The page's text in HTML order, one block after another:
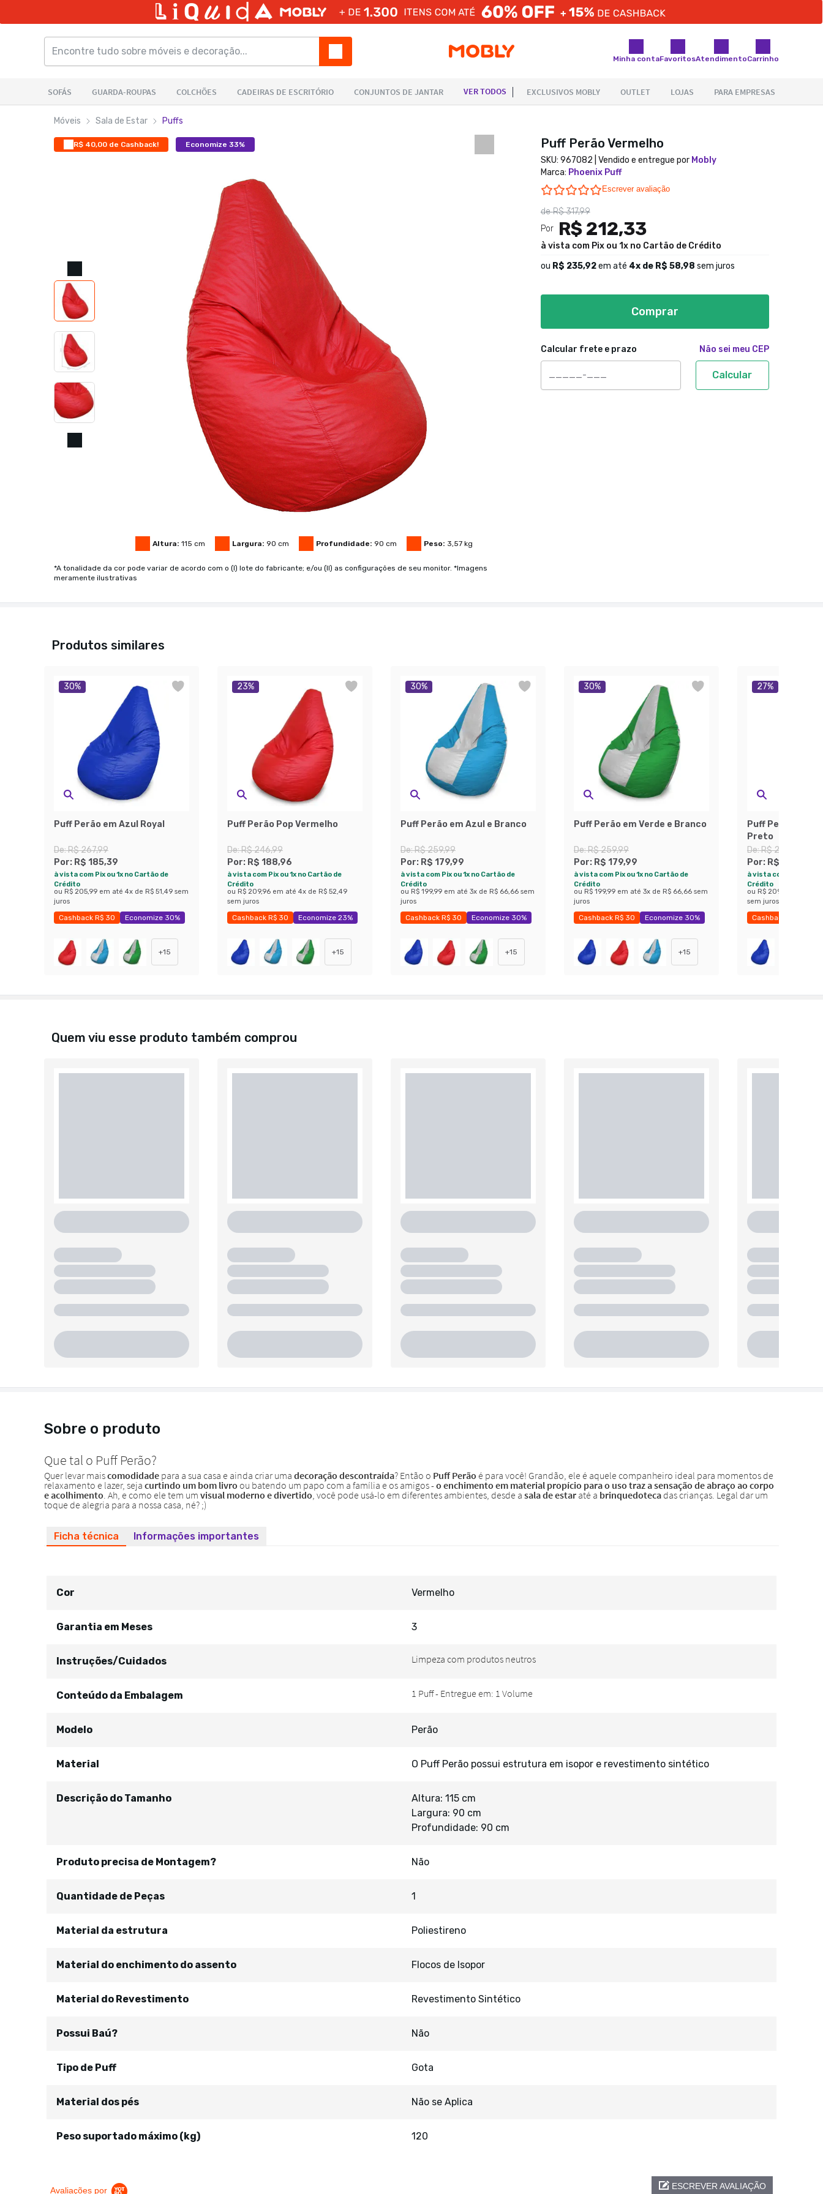
Minha contaFavoritosAtendimentoCarrinho
Móveis Sala de Estar Puffs
R$ 40,00 de Cashback! Economize 33%
Altura: 115 cm Largura: 90 cm Profundidade: 90 cm Peso: 3,57 kg
*A tonalidade da cor pode variar de acordo com o (I) lote do fabricante; e/ou (II) as configurações de seu monitor. *Imagens
meramente ilustrativas
Puff Perão Vermelho
SKU: 967082 | Vendido e entregue por Mobly
Marca: Phoenix Puff
0.0 star rating
Escrever avaliação
deR$ 317,99
Por
R$ 212,33
à vista com Pix ou 1x no Cartão de Crédito
ou R$ 235,92em até 4x de R$ 58,98 sem juros
Comprar
Calcular frete e prazo Não sei meu CEP
Calcular
Produtos similares
30%
Puff Perão em Azul Royal
De:R$ 267,99
Por: R$ 185,39
à vista com Pix ou 1x no Cartão de
Crédito
ou R$ 205,99 em até 4x de R$ 51,49 sem
juros
Cashback R$ 30 Economize 30%
+15
23%
Puff Perão Pop Vermelho
De:R$ 246,99
Por: R$ 188,96
à vista com Pix ou 1x no Cartão de
Crédito
ou R$ 209,96 em até 4x de R$ 52,49
sem juros
Cashback R$ 30 Economize 23%
+15
30%
Puff Perão em Azul e Branco
De:R$ 259,99
Por: R$ 179,99
à vista com Pix ou 1x no Cartão de
Crédito
ou R$ 199,99 em até 3x de R$ 66,66 sem
juros
Cashback R$ 30 Economize 30%
+15
30%
Puff Perão em Verde e Branco
De:R$ 259,99
Por: R$ 179,99
à vista com Pix ou 1x no Cartão de
Crédito
ou R$ 199,99 em até 3x de R$ 66,66 sem
juros
Cashback R$ 30 Economize 30%
+15
27%
Puff Perão em -
Preto
De:R$ 259,99
Por: R$ 188,96
à vista com Pix ou 1x
Crédito
ou R$ 209,96
sem juros
Cashback R$ 30
Quem viu esse produto também comprou
Sobre o produto
Ficha técnica Informações importantes
Cor Vermelho
Garantia em Meses 3
Instruções/Cuidados
Conteúdo da Embalagem
Modelo Perão
Material O Puff Perão possui estrutura em isopor e revestimento sintético
Descrição do Tamanho
Altura: 115 cm
Largura: 90 cm
Profundidade: 90 cm
Produto precisa de Montagem? Não
Quantidade de Peças 1
Material da estrutura Poliestireno
Material do enchimento do assento Flocos de Isopor
Material do Revestimento Revestimento Sintético
Possui Baú? Não
Tipo de Puff Gota
Material dos pés Não se Aplica
Peso suportado máximo (kg) 120
Avaliações por ESCREVER AVALIAÇÃO